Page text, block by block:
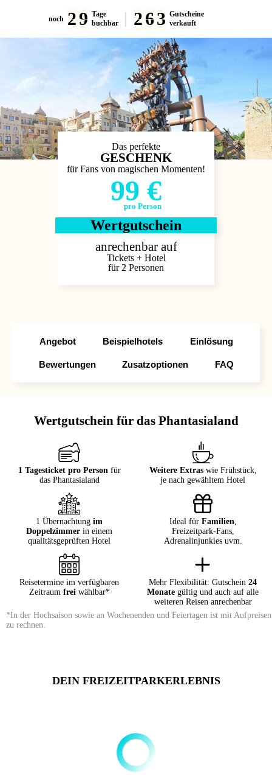
noch 29 Tage
buchbar
263 Gutscheine
verkauft
Das perfekte
GESCHENK
für Fans von magischen Momenten!
99 €
pro Person
Wertgutschein
anrechenbar auf
Tickets + Hotel
für 2 Personen
Angebot Beispielhotels Einlösung
Bewertungen Zusatzoptionen FAQ
Wertgutschein für das Phantasialand
1 Tagesticket pro Personfür
das Phantasialand
Weitere Extraswie Frühstück,
je nach gewähltem Hotel
1 Übernachtung im
Doppelzimmer in einem
qualitätsgeprüften Hotel
Ideal für Familien,
Freizeitpark-Fans,
Adrenalinjunkies uvm.
Reisetermine im verfügbaren
Zeitraum freiwählbar*
Mehr Flexibilität: Gutschein 24
Monate gültig und auch auf alle
weiteren Reisen anrechenbar
*In der Hochsaison sowie an Wochenenden und Feiertagen ist mit Aufpreisen
zu rechnen.
DEIN FREIZEITPARKERLEBNIS